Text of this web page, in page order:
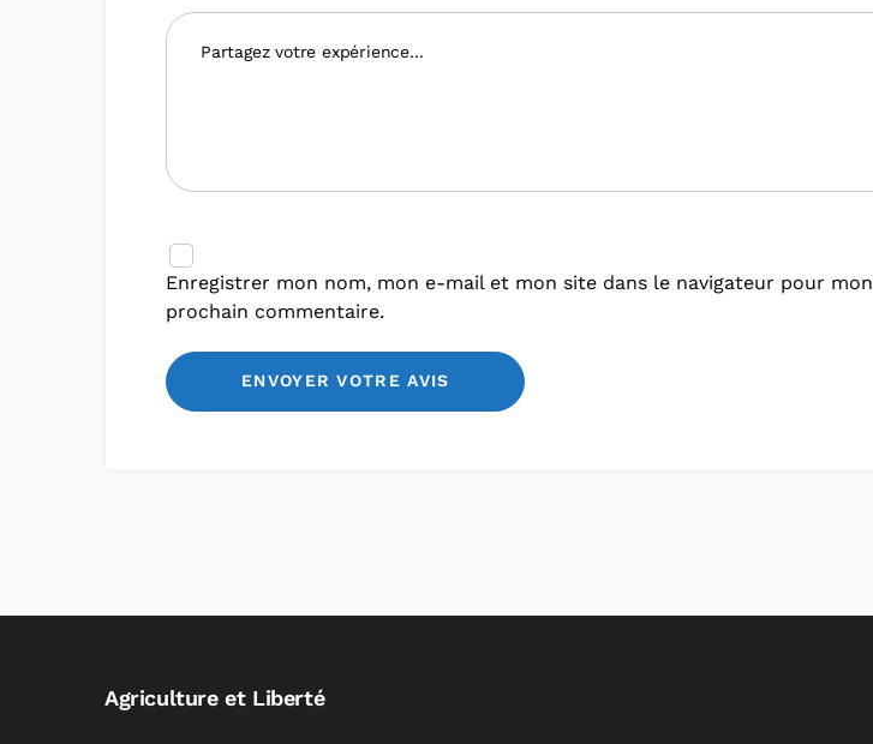
Enregistrer mon nom, mon e-mail et mon site dans le navigateur pour mon
prochain commentaire.
Agriculture et Liberté